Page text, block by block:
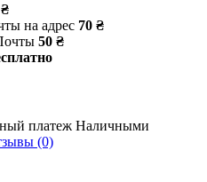
на адрес 70 ₴
50 ₴
платеж Наличными
(0)